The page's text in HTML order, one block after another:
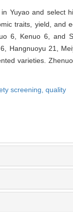
Yuyao and select
traits, yield, and
6, Kenuo 6, and
Hangnuoyu 21,
varieties.
screening, quality